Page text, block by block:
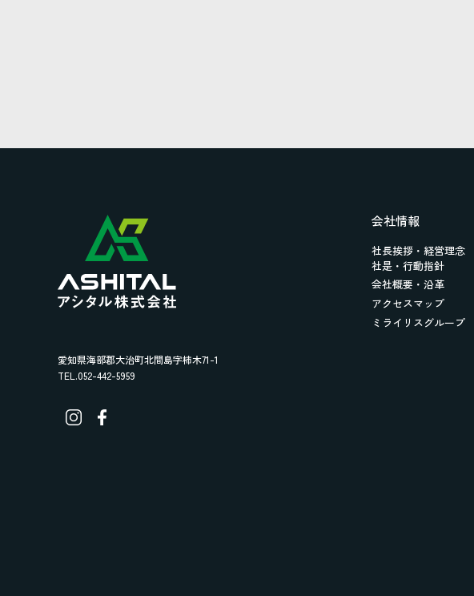
愛知県海部郡大治町北間島字柿木71-1
TEL.052-442-5959
会社情報
社長挨拶・経営理念
社是・行動指針
会社概要・沿革
アクセスマップ
ミライリスグループ